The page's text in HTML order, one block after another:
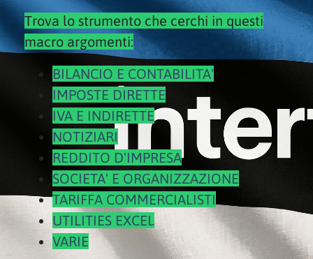
Trova lo strumento che cerchi in questi
macro argomenti:
BILANCIO E CONTABILITA'
IMPOSTE DIRETTE
IVA E INDIRETTE
NOTIZIARI
REDDITO D'IMPRESA
SOCIETA' E ORGANIZZAZIONE
TARIFFA COMMERCIALISTI
UTILITIES EXCEL
VARIE